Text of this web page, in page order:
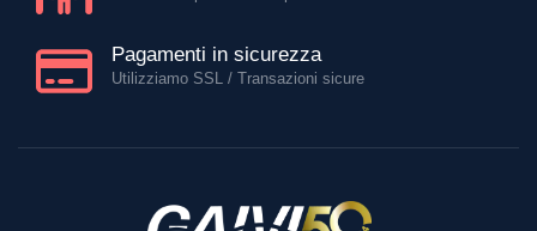
Pagamenti in sicurezza
Utilizziamo SSL / Transazioni sicure